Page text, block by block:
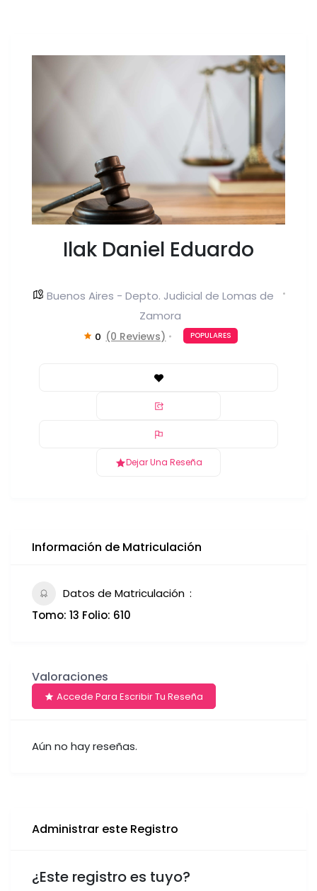
Ilak Daniel Eduardo
Buenos Aires - Depto. Judicial de Lomas de
Zamora
0 (0 Reviews) POPULARES
Dejar Una Reseña
Información de Matriculación
Datos de Matriculación
Tomo: 13 Folio: 610
Valoraciones
Accede Para Escribir Tu Reseña
Aún no hay reseñas.
Administrar este Registro
¿Este registro es tuyo?